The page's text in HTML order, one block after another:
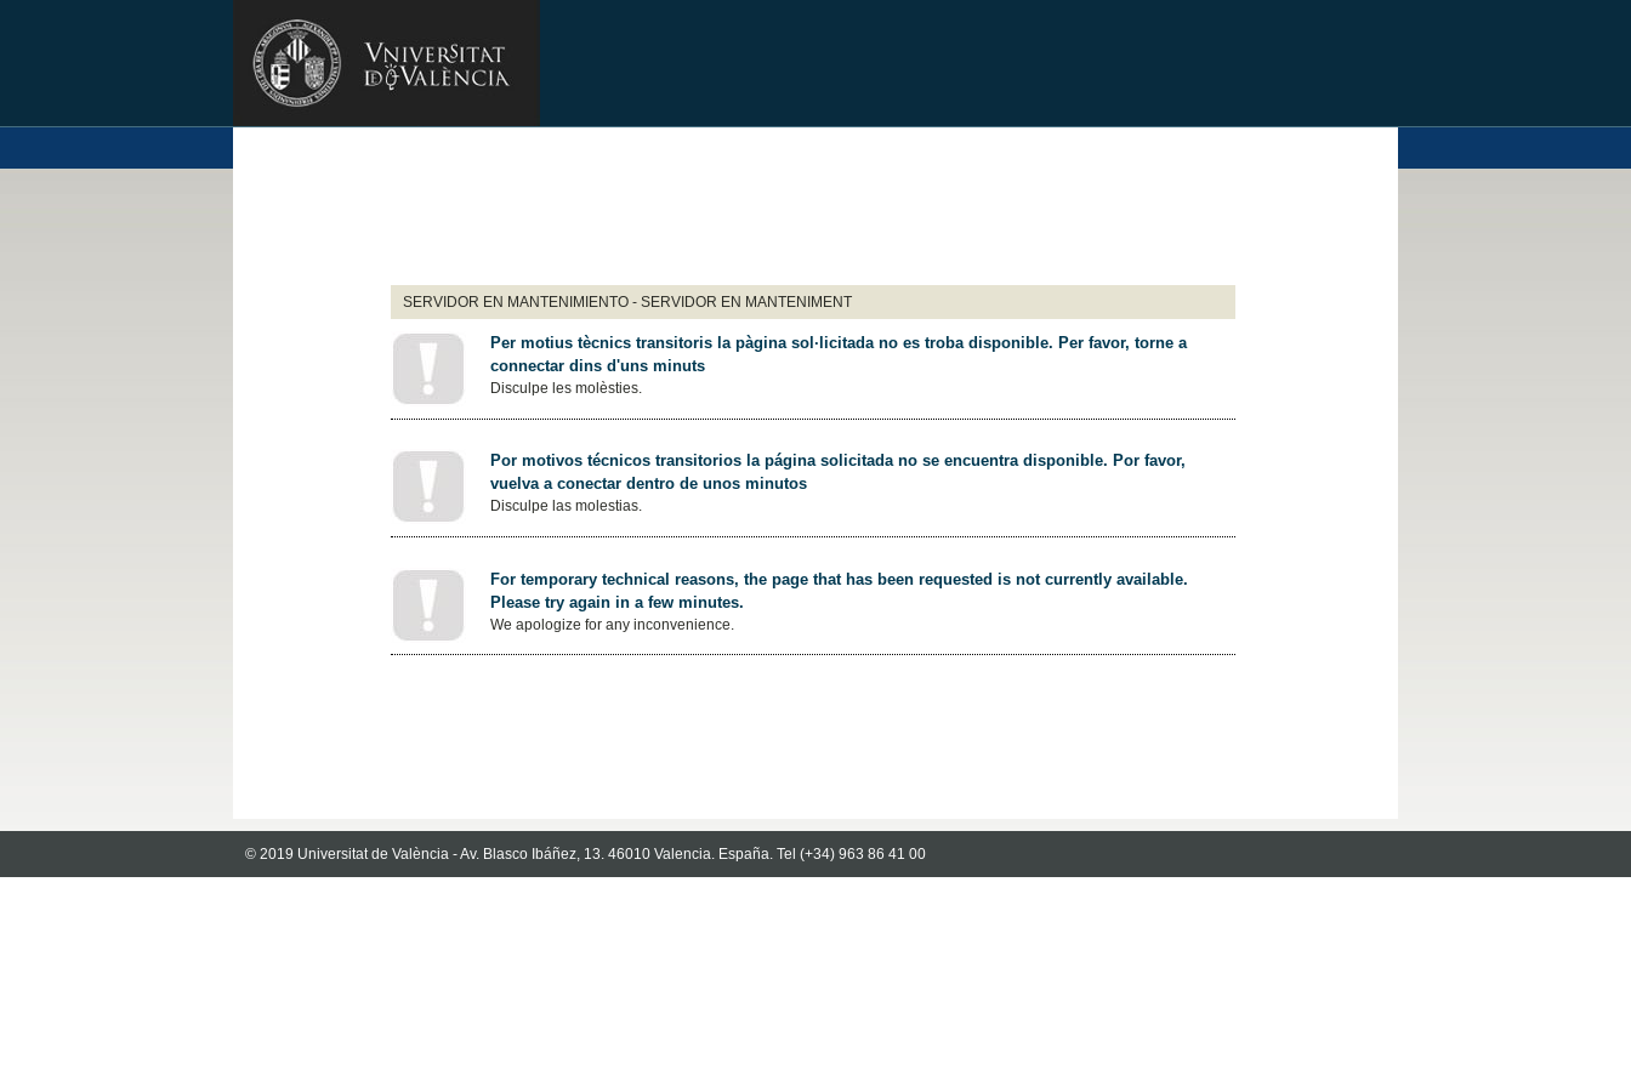
SERVIDOR EN MANTENIMIENTO - SERVIDOR EN MANTENIMENT
Per motius tècnics transitoris la pàgina sol·licitada no es troba disponible. Per favor, torne a
connectar dins d'uns minuts
Disculpe les molèsties.
Por motivos técnicos transitorios la página solicitada no se encuentra disponible. Por favor,
vuelva a conectar dentro de unos minutos
Disculpe las molestias.
For temporary technical reasons, the page that has been requested is not currently available.
Please try again in a few minutes.
We apologize for any inconvenience.
© 2019 Universitat de València - Av. Blasco Ibáñez, 13. 46010 Valencia. España. Tel (+34) 963 86 41 00